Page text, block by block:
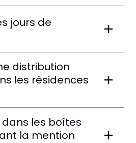
jours de
distribution
les résidences
les boîtes
la mention